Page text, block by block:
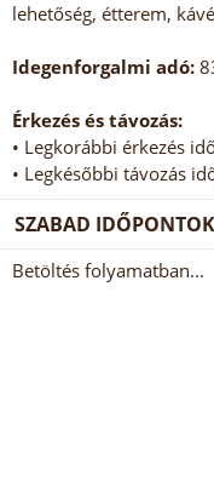
lehetőség, étterem,
Idegenforgalmi adó:
Érkezés és távozás:
• Legkorábbi érkezés
• Legkésőbbi távozás
SZABAD IDŐPONTOK
Betöltés folyamatban...